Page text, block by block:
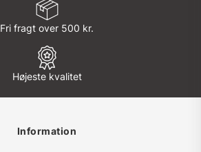
Fri fragt over 500 kr.
Højeste kvalitet
Information